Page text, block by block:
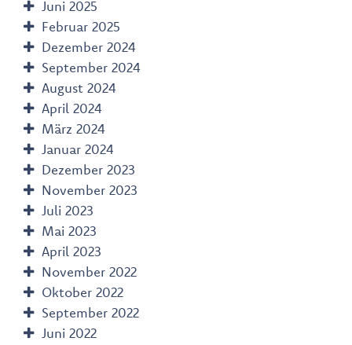
Juni 2025
Februar 2025
Dezember 2024
September 2024
August 2024
April 2024
März 2024
Januar 2024
Dezember 2023
November 2023
Juli 2023
Mai 2023
April 2023
November 2022
Oktober 2022
September 2022
Juni 2022